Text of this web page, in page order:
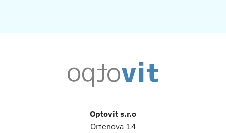
Optovit s.r.o
Ortenova 14